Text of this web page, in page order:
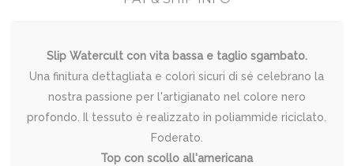
Slip Watercult con vita bassa e taglio sgambato.
Una finitura dettagliata e colori sicuri di sé celebrano la
nostra passione per l'artigianato nel colore nero
profondo. Il tessuto è realizzato in poliammide riciclato.
Foderato.
Top con scollo all'americana